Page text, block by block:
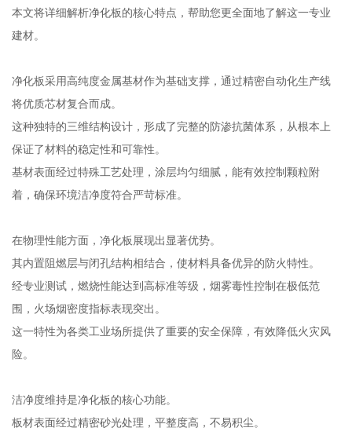
本文将详细解析净化板的核心特点，帮助您更全面地了解这一专业
建材。
净化板采用高纯度金属基材作为基础支撑，通过精密自动化生产线
将优质芯材复合而成。
这种独特的三维结构设计，形成了完整的防渗抗菌体系，从根本上
保证了材料的稳定性和可靠性。
基材表面经过特殊工艺处理，涂层均匀细腻，能有效控制颗粒附
着，确保环境洁净度符合严苛标准。
在物理性能方面，净化板展现出显著优势。
其内置阻燃层与闭孔结构相结合，使材料具备优异的防火特性。
经专业测试，燃烧性能达到高标准等级，烟雾毒性控制在极低范
围，火场烟密度指标表现突出。
这一特性为各类工业场所提供了重要的安全保障，有效降低火灾风
险。
洁净度维持是净化板的核心功能。
板材表面经过精密砂光处理，平整度高，不易积尘。